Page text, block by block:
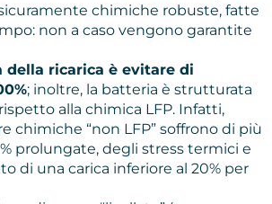
chimiche robuste, fatte
non a caso vengono garantite
della ricarica è evitare di
; inoltre, la batteria è strutturata
alla chimica LFP. Infatti,
chimiche “non LFP” soffrono di più
prolungate, degli stress termici e
di una carica inferiore al 20% per